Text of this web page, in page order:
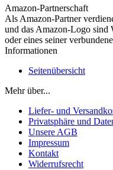
Amazon-Partnerschaft
Als Amazon-Partner
und das Amazon-Logo sind
oder eines seiner
Informationen
Seitenübersicht
Mehr über...
Liefer- und
Privatsphäre und
Unsere AGB
Impressum
Kontakt
Widerrufsrecht